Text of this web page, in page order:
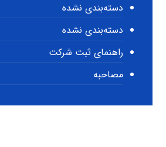
دسته‌بندی نشده
دسته‌بندی نشده
راهنمای ثبت شرکت
مصاحبه